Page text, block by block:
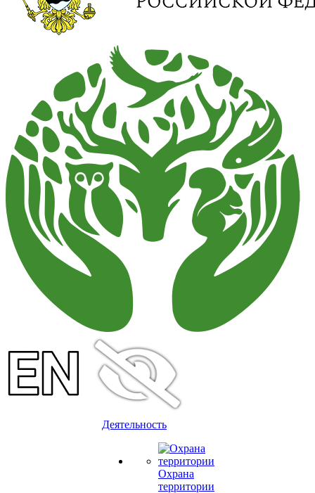
Деятельность
Охрана
территории